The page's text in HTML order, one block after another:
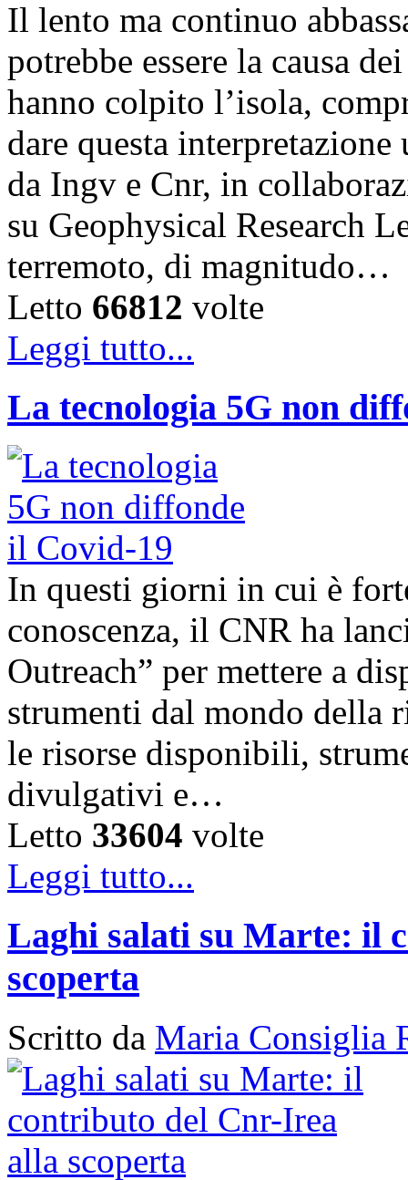
Il lento ma continuo
potrebbe essere la causa
hanno colpito l’isola,
dare questa
da Ingv e Cnr, in
su Geophysical Research
terremoto, di magnitudo…
Letto 66812 volte
Leggi tutto...
La tecnologia 5G non
In questi giorni in cui è
conoscenza, il CNR ha
Outreach” per mettere a
strumenti dal mondo della
le risorse disponibili,
divulgativi e…
Letto 33604 volte
Leggi tutto...
Laghi salati su Marte: il
scoperta
Scritto da Maria Consiglia